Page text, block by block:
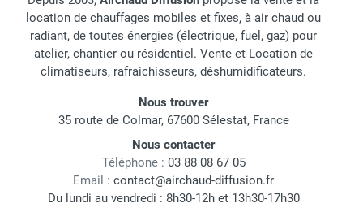
location de chauffages mobiles et fixes, à air chaud ou
radiant, de toutes énergies (électrique, fuel, gaz) pour
atelier, chantier ou résidentiel. Vente et Location de
climatiseurs, rafraichisseurs, déshumidificateurs.
Nous trouver
35 route de Colmar, 67600 Sélestat, France
Nous contacter
Téléphone : 03 88 08 67 05
Email : contact@airchaud-diffusion.fr
Du lundi au vendredi : 8h30-12h et 13h30-17h30